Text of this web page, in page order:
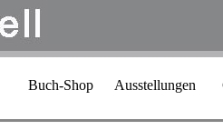
Buch-Shop Ausstellungen